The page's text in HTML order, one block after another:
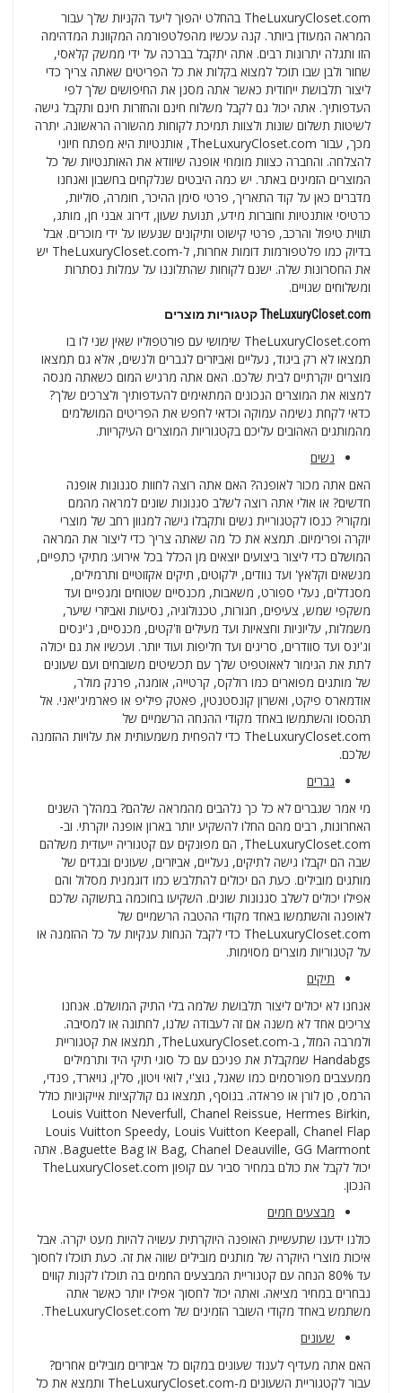
TheLuxuryCloset.com בהחלט יהפוך ליעד הקניות שלך עבור
המראה המעודן ביותר. קנה עכשיו מהפלטפורמה המקוונת המדהימה
הזו ותגלה יתרונות רבים. אתה יתקבל בברכה על ידי ממשק קלאסי,
שחור ולבן שבו תוכל למצוא בקלות את כל הפריטים שאתה צריך כדי
ליצור תלבושת ייחודית כאשר אתה מסנן את החיפושים שלך לפי
העדפותיך. אתה יכול גם לקבל משלוח חינם והחזרות חינם ותקבל גישה
לשיטות תשלום שונות ולצוות תמיכת לקוחות מהשורה הראשונה. יתרה
מכך, עבור TheLuxuryCloset.com, אותנטיות היא מפתח חיוני
להצלחה. והחברה כצוות מומחי אופנה שיוודא את האותנטיות של כל
המוצרים הזמינים באתר. יש כמה היבטים שנלקחים בחשבון ואנחנו
מדברים כאן על קוד התאריך, פרטי סימן ההיכר, חומרה, סוליות,
כרטיסי אותנטיות וחוברות מידע, תנועת שעון, דירוג אבני חן, מותג,
תווית טיפול והרכב, פרטי קישוט ותיקונים שנעשו על ידי מוכרים. אבל
בדיוק כמו פלטפורמות דומות אחרות, ל-TheLuxuryCloset.com יש
את החסרונות שלה. ישנם לקוחות שהתלוננו על עמלות נסתרות
ומשלוחים שגויים.
TheLuxuryCloset.com קטגוריות מוצרים
TheLuxuryCloset.com שימושי עם פורטפוליו שאין שני לו בו
תמצאו לא רק ביגוד, נעליים ואביזרים לגברים ולנשים, אלא גם תמצאו
מוצרים יוקרתיים לבית שלכם. האם אתה מרגיש המום כשאתה מנסה
למצוא את המוצרים הנכונים המתאימים להעדפותיך ולצרכים שלך?
כדאי לקחת נשימה עמוקה וכדאי לחפש את הפריטים המושלמים
מהמותגים האהובים עליכם בקטגוריות המוצרים העיקריות.
נשים
האם אתה מכור לאופנה? האם אתה רוצה לחוות סגנונות אופנה
חדשים? או אולי אתה רוצה לשלב סגנונות שונים למראה מהמם
ומקורי? כנסו לקטגוריית נשים ותקבלו גישה למגוון רחב של מוצרי
יוקרה ופרימיום. תמצא את כל מה שאתה צריך כדי ליצור את המראה
המושלם כדי ליצור ביצועים יוצאים מן הכלל בכל אירוע: מתיקי כתפיים,
מנשאים וקלאץ' ועד נוודים, ילקוטים, תיקים אקזוטיים ותרמילים,
מסנדלים, נעלי ספורט, משאבות, מכנסיים שטוחים ומגפיים ועד
משקפי שמש, צעיפים, חגורות, טכנולוגיה, נסיעות ואביזרי שיער,
משמלות, עליוניות וחצאיות ועד מעילים וז'קטים, מכנסיים, ג'ינסים
וג'ינס ועד סוודרים, סריגים ועד חליפות ועוד יותר. ועכשיו את גם יכולה
לתת את הגימור לאאוטפיט שלך עם תכשיטים משובחים ועם שעונים
של מותגים מפוארים כמו רולקס, קרטייה, אומגה, פרנק מולר,
אודמארס פיקט, ואשרון קונסטנטין, פאטק פיליפ או פארמיג'יאני. אל
תהססו והשתמשו באחד מקודי ההנחה הרשמיים של
TheLuxuryCloset.com כדי להפחית משמעותית את עלויות ההזמנה
שלכם.
גברים
מי אמר שגברים לא כל כך נלהבים מהמראה שלהם? במהלך השנים
האחרונות, רבים מהם החלו להשקיע יותר בארון אופנה יוקרתי. וב-
TheLuxuryCloset.com, הם מפונקים עם קטגוריה ייעודית משלהם
שבה הם יקבלו גישה לתיקים, נעליים, אביזרים, שעונים ובגדים של
מותגים מובילים. כעת הם יכולים להתלבש כמו דוגמנית מסלול והם
אפילו יכולים לשלב סגנונות שונים. השקיעו בחוכמה בתשוקה שלכם
לאופנה והשתמשו באחד מקודי ההטבה הרשמיים של
TheLuxuryCloset.com כדי לקבל הנחות ענקיות על כל ההזמנה או
על קטגוריות מוצרים מסוימות.
תיקים
אנחנו לא יכולים ליצור תלבושת שלמה בלי התיק המושלם. אנחנו
צריכים אחד לא משנה אם זה לעבודה שלנו, לחתונה או למסיבה.
ולמרבה המזל, ב-TheLuxuryCloset.com, תמצאו את קטגוריית
Handabgs שמקבלת את פניכם עם כל סוגי תיקי היד ותרמילים
ממעצבים מפורסמים כמו שאנל, גוצ'י, לואי ויטון, סלין, גויארד, פנדי,
הרמס, סן לורן או פראדה. בנוסף, תמצאו גם קולקציות אייקוניות כולל
Louis Vuitton Neverfull, Chanel Reissue, Hermes Birkin,
Louis Vuitton Speedy, Louis Vuitton Keepall, Chanel Flap
Bag, Chanel Deauville, GG Marmont או Baguette Bag. אתה
יכול לקבל את כולם במחיר סביר עם קופון TheLuxuryCloset.com
הנכון.
מבצעים חמים
כולנו ידענו שתעשיית האופנה היוקרתית עשויה להיות מעט יקרה. אבל
איכות מוצרי היוקרה של מותגים מובילים שווה את זה. כעת תוכלו לחסוך
עד 80% הנחה עם קטגוריית המבצעים החמים בה תוכלו לקנות קווים
נבחרים במחיר מציאה. ואתה יכול לחסוך אפילו יותר כאשר אתה
משתמש באחד מקודי השובר הזמינים של TheLuxuryCloset.com.
שעונים
האם אתה מעדיף לענוד שעונים במקום כל אביזרים מובילים אחרים?
עבור לקטגוריית השעונים מ-TheLuxuryCloset.com ותמצא את כל